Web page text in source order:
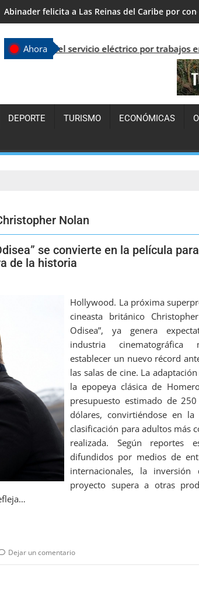
PPG prepara su primer congreso
Ahora
servicio eléctrico por trabajos en la región
DEPORTE TURISMO ECONÓMICAS
Nolan
se convierte en la película
de la historia
Hollywood. La próxima
cineasta británico
Odisea”, ya genera
industria cinematográfica
establecer un nuevo récord
las salas de cine. La
la epopeya clásica de
presupuesto estimado de
dólares, convirtiéndose en la
clasificación para adultos más
realizada. Según reportes
difundidos por medios de
internacionales, la inversión
proyecto supera a otras
Dejar un comentario